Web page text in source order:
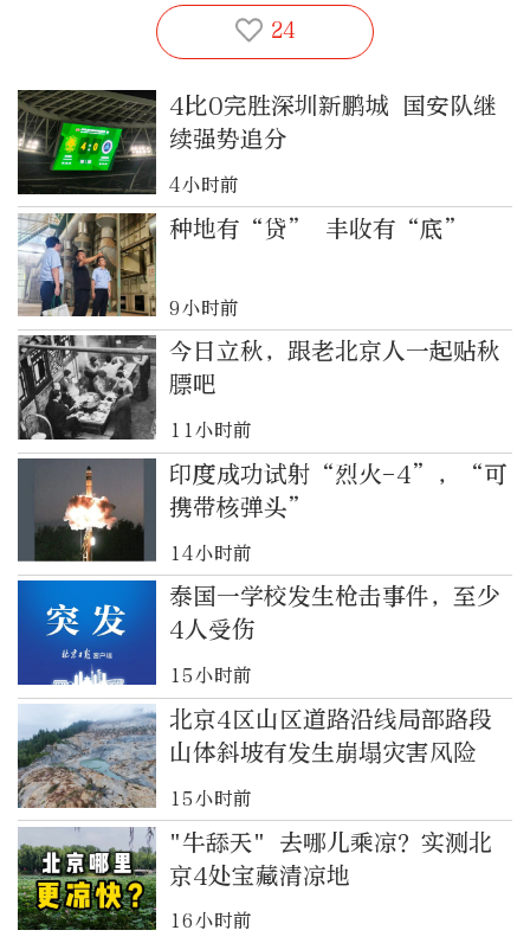
24
4比0完胜深圳新鹏城 国安队继
续强势追分
4小时前
种地有“贷” 丰收有“底”
9小时前
今日立秋，跟老北京人一起贴秋
膘吧
11小时前
印度成功试射“烈火-4”，“可
携带核弹头”
14小时前
泰国一学校发生枪击事件，至少
4人受伤
15小时前
北京4区山区道路沿线局部路段
山体斜坡有发生崩塌灾害风险
15小时前
"牛舔天" 去哪儿乘凉？实测北
京4处宝藏清凉地
16小时前